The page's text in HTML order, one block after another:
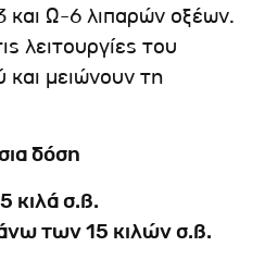
Ω-6 λιπαρών οξέων.
λειτουργίες του
και μειώνουν τη
δόση
κιλά σ.β.
των 15 κιλών σ.β.